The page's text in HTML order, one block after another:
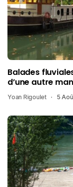
Balades
d’une autre
Yoan Rigoulet 5